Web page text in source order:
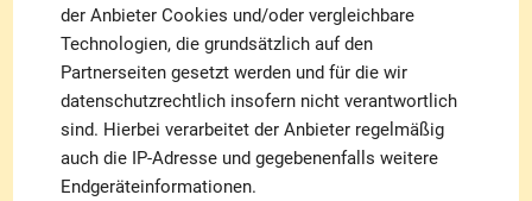
der Anbieter Cookies und/oder vergleichbare
Technologien, die grundsätzlich auf den
Partnerseiten gesetzt werden und für die wir
datenschutzrechtlich insofern nicht verantwortlich
sind. Hierbei verarbeitet der Anbieter regelmäßig
auch die IP-Adresse und gegebenenfalls weitere
Endgeräteinformationen.